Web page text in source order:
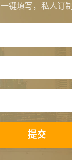
一键填写，私人订制
提交